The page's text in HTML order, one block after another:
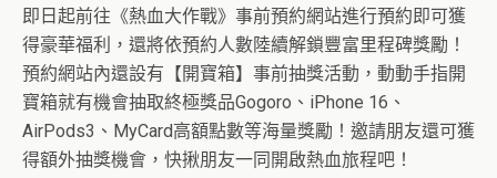
即日起前往《熱血大作戰》事前預約網站進行預約即可獲
得豪華福利，還將依預約人數陸續解鎖豐富里程碑獎勵！
預約網站內還設有【開寶箱】事前抽獎活動，動動手指開
寶箱就有機會抽取終極獎品Gogoro、iPhone 16、
AirPods3、MyCard高額點數等海量獎勵！邀請朋友還可獲
得額外抽獎機會，快揪朋友一同開啟熱血旅程吧！